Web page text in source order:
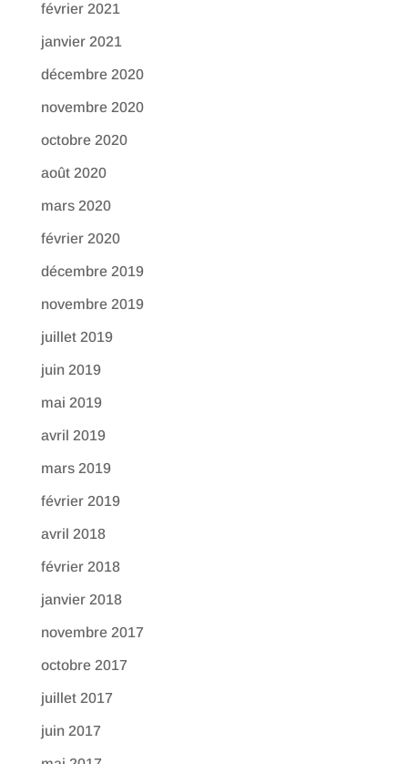
février 2021
janvier 2021
décembre 2020
novembre 2020
octobre 2020
août 2020
mars 2020
février 2020
décembre 2019
novembre 2019
juillet 2019
juin 2019
mai 2019
avril 2019
mars 2019
février 2019
avril 2018
février 2018
janvier 2018
novembre 2017
octobre 2017
juillet 2017
juin 2017